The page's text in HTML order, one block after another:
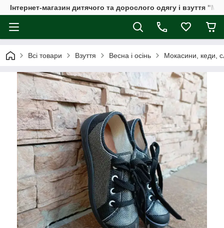
Інтернет-магазин дитячого та дорослого одягу і взуття
Всі товари Взуття Весна і осінь Мокасини, кеди,